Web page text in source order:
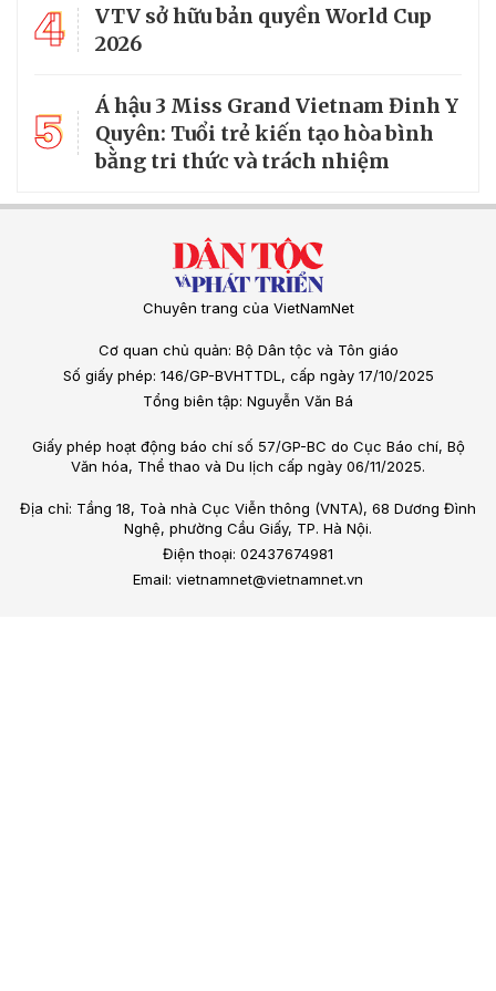
4
VTV sở hữu bản quyền World Cup
2026
5
Á hậu 3 Miss Grand Vietnam Đinh Y
Quyên: Tuổi trẻ kiến tạo hòa bình
bằng tri thức và trách nhiệm
Chuyên trang của VietNamNet
Cơ quan chủ quản: Bộ Dân tộc và Tôn giáo
Số giấy phép: 146/GP-BVHTTDL, cấp ngày 17/10/2025
Tổng biên tập: Nguyễn Văn Bá
Giấy phép hoạt động báo chí số 57/GP-BC do Cục Báo chí, Bộ
Văn hóa, Thể thao và Du lịch cấp ngày 06/11/2025.
Địa chỉ: Tầng 18, Toà nhà Cục Viễn thông (VNTA), 68 Dương Đình
Nghệ, phường Cầu Giấy, TP. Hà Nội.
Điện thoại: 02437674981
Email: vietnamnet@vietnamnet.vn